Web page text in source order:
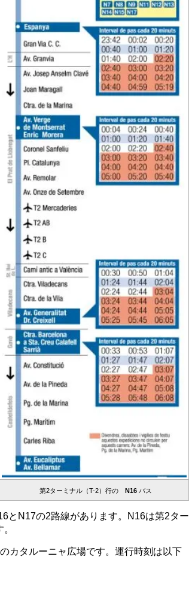
第2ターミナル（T-2）行の N16バス
とN17の2路線があります。N16は第2ター
カタルーニャ広場です。運行時刻は以下